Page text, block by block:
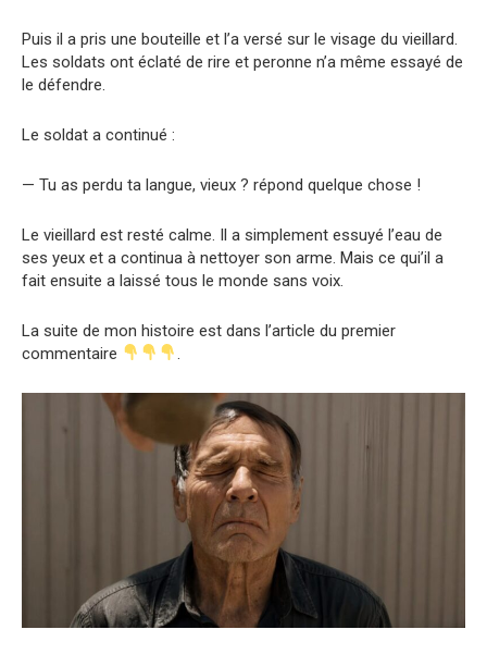
Puis il a pris une bouteille et l’a versé sur le visage du vieillard.
Les soldats ont éclaté de rire et peronne n’a même essayé de
le défendre.
Le soldat a continué :
— Tu as perdu ta langue, vieux ? répond quelque chose !
Le vieillard est resté calme. Il a simplement essuyé l’eau de
ses yeux et a continua à nettoyer son arme. Mais ce qui’il a
fait ensuite a laissé tous le monde sans voix.
La suite de mon histoire est dans l’article du premier
commentaire
.